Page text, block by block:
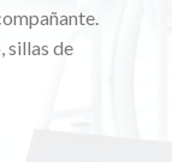
sillas de